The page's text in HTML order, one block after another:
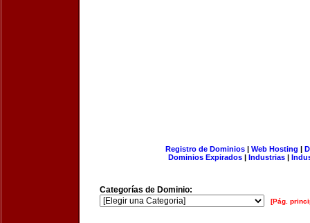
Registro de Dominios| Web Hosting |
Dominios Expirados | Industrias |
Categorías de Dominio:
[Pág.